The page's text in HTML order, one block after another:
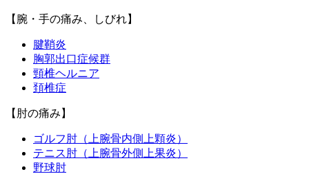
【腕・手の痛み、しびれ】
腱鞘炎
胸郭出口症候群
頸椎ヘルニア
頚椎症
【肘の痛み】
ゴルフ肘（上腕骨内側上顆炎）
テニス肘（上腕骨外側上果炎）
野球肘